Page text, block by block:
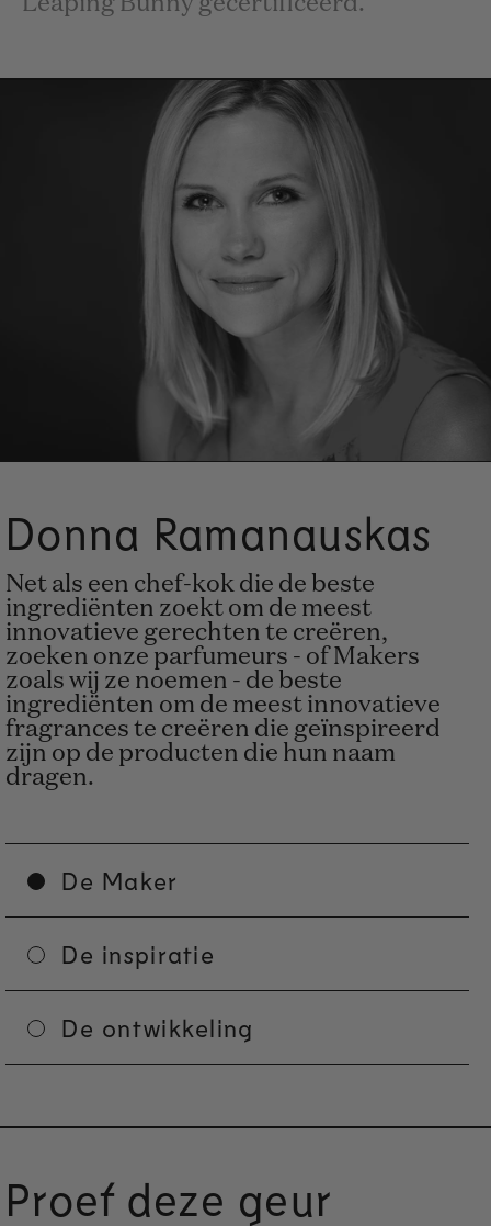
Donna Ramanauskas
Net als een chef-kok die de beste
ingrediënten zoekt om de meest
innovatieve gerechten te creëren,
zoeken onze parfumeurs - of Makers
zoals wij ze noemen - de beste
ingrediënten om de meest innovatieve
fragrances te creëren die geïnspireerd
zijn op de producten die hun naam
dragen.
De Maker
De inspiratie
De ontwikkeling
Proef deze geur